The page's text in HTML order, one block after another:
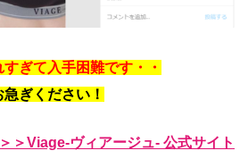
ぎて入手困難です・・
ぎください！
＞＞Viage-ヴィアージュ- 公式サイト